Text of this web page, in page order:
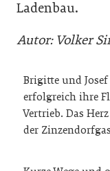
Ladenbau.
Autor: Volker
Brigitte und
erfolgreich ihre
Vertrieb. Das
der